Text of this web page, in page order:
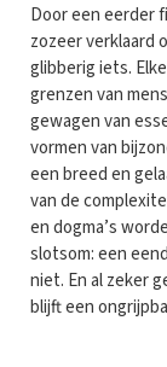
Door een eerder
zozeer verklaard
glibberig iets.
grenzen van
gewagen van
vormen van
een breed en
van de
en dogma’s
slotsom: een
niet. En al zeker
blijft een